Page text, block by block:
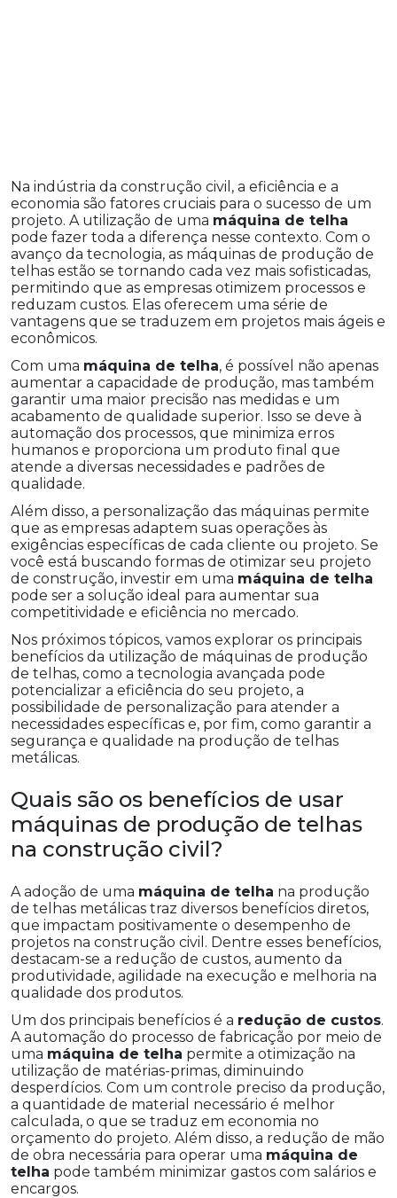
Na indústria da construção civil, a eficiência e a
economia são fatores cruciais para o sucesso de um
projeto. A utilização de uma máquina de telha
pode fazer toda a diferença nesse contexto. Com o
avanço da tecnologia, as máquinas de produção de
telhas estão se tornando cada vez mais sofisticadas,
permitindo que as empresas otimizem processos e
reduzam custos. Elas oferecem uma série de
vantagens que se traduzem em projetos mais ágeis e
econômicos.
Com uma máquina de telha, é possível não apenas
aumentar a capacidade de produção, mas também
garantir uma maior precisão nas medidas e um
acabamento de qualidade superior. Isso se deve à
automação dos processos, que minimiza erros
humanos e proporciona um produto final que
atende a diversas necessidades e padrões de
qualidade.
Além disso, a personalização das máquinas permite
que as empresas adaptem suas operações às
exigências específicas de cada cliente ou projeto. Se
você está buscando formas de otimizar seu projeto
de construção, investir em uma máquina de telha
pode ser a solução ideal para aumentar sua
competitividade e eficiência no mercado.
Nos próximos tópicos, vamos explorar os principais
benefícios da utilização de máquinas de produção
de telhas, como a tecnologia avançada pode
potencializar a eficiência do seu projeto, a
possibilidade de personalização para atender a
necessidades específicas e, por fim, como garantir a
segurança e qualidade na produção de telhas
metálicas.
Quais são os benefícios de usar
máquinas de produção de telhas
na construção civil?
A adoção de uma máquina de telha na produção
de telhas metálicas traz diversos benefícios diretos,
que impactam positivamente o desempenho de
projetos na construção civil. Dentre esses benefícios,
destacam-se a redução de custos, aumento da
produtividade, agilidade na execução e melhoria na
qualidade dos produtos.
Um dos principais benefícios é a redução de custos.
A automação do processo de fabricação por meio de
uma máquina de telha permite a otimização na
utilização de matérias-primas, diminuindo
desperdícios. Com um controle preciso da produção,
a quantidade de material necessário é melhor
calculada, o que se traduz em economia no
orçamento do projeto. Além disso, a redução de mão
de obra necessária para operar uma máquina de
telha pode também minimizar gastos com salários e
encargos.